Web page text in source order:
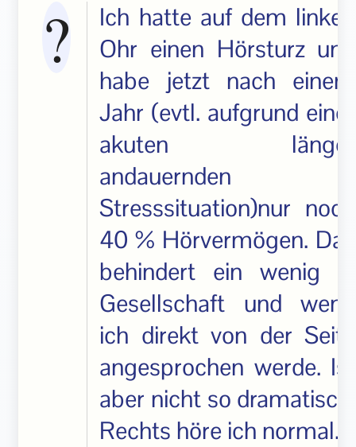
Ich hatte auf dem linken
Ohr einen Hörsturz und
habe jetzt nach einem
Jahr (evtl. aufgrund einer
akuten länger
andauernden
Stresssituation)nur noch
40 % Hörvermögen. Das
behindert ein wenig in
Gesellschaft und wenn
ich direkt von der Seite
angesprochen werde. Ist
aber nicht so dramatisch.
Rechts höre ich normal.